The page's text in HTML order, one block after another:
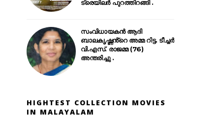
ട്രെയിലർ പുറത്തിറങ്ങി .
സംവിധായകൻ ആദി
ബാലകൃഷ്ണൻ്റെ അമ്മ റിട്ട. ടീച്ചർ
വി.എസ്. രാജമ്മ (76)
അന്തരിച്ചു .
HIGHTEST COLLECTION MOVIES
IN MALAYALAM